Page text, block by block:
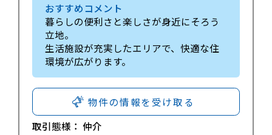
おすすめコメント
暮らしの便利さと楽しさが身近にそろう
立地。
生活施設が充実したエリアで、快適な住
環境が広がります。
物件の情報を受け取る
取引態様： 仲介